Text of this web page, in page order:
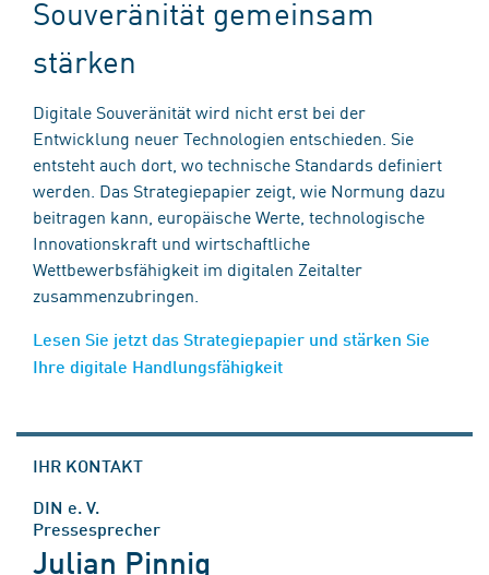
Souveränität gemeinsam
stärken
Digitale Souveränität wird nicht erst bei der
Entwicklung neuer Technologien entschieden. Sie
entsteht auch dort, wo technische Standards definiert
werden. Das Strategiepapier zeigt, wie Normung dazu
beitragen kann, europäische Werte, technologische
Innovationskraft und wirtschaftliche
Wettbewerbsfähigkeit im digitalen Zeitalter
zusammenzubringen.
Lesen Sie jetzt das Strategiepapier und stärken Sie
Ihre digitale Handlungsfähigkeit
IHR KONTAKT
DIN e. V.
Pressesprecher
Julian Pinnig